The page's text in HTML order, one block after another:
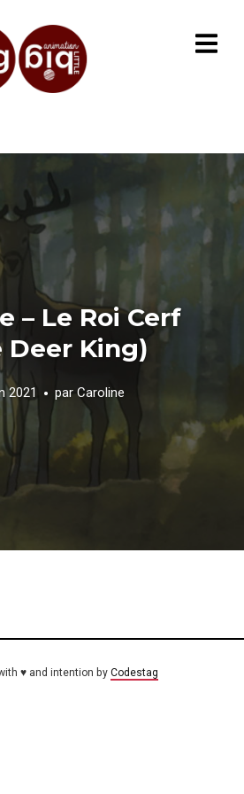
– Le Roi Cerf
Deer King)
2021 par Caroline
♥ and intention by Codestag